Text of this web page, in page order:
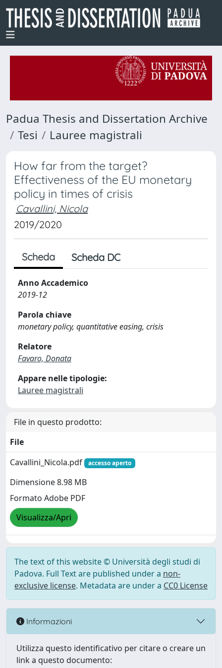
Padua Thesis and Dissertation Archive
Tesi
Lauree magistrali
How far from the target?
Effectiveness of the EU monetary
policy in times of crisis
Cavallini, Nicola
2019/2020
Scheda Scheda DC
Anno Accademico
2019-12
Parola chiave
monetary policy, quantitative easing, crisis
Relatore
Favaro, Donata
Appare nelle tipologie:
Lauree magistrali
File in questo prodotto:
File
Cavallini_Nicola.pdf
accesso aperto
Dimensione 8.98 MB
Formato Adobe PDF
Visualizza/Apri
The text of this website © Università degli studi di
Padova. Full Text are published under a non-
exclusive license. Metadata are under a CC0 License
Informazioni
Utilizza questo identificativo per citare o creare un
link a questo documento: